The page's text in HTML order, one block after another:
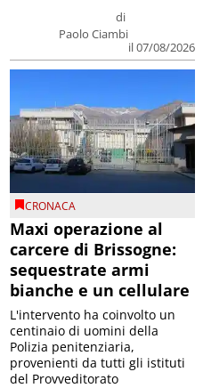
di
Paolo Ciambi
il 07/08/2026
CRONACA
Maxi operazione al
carcere di Brissogne:
sequestrate armi
bianche e un cellulare
L'intervento ha coinvolto un
centinaio di uomini della
Polizia penitenziaria,
provenienti da tutti gli istituti
del Provveditorato